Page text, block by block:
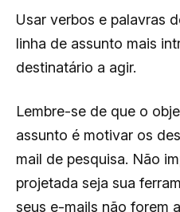
Usar verbos e palavras
linha de assunto mais
destinatário a agir.
Lembre-se de que o
assunto é motivar os
mail de pesquisa. Não
projetada seja sua
seus e-mails não forem